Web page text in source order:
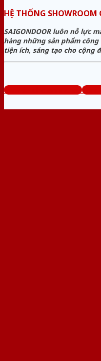
HỆ THỐNG
SAIGONDOOR luôn nỗ lực
hàng những sản phẩm
tiện ích, sáng tạo cho cộng
www.sieuthicuanhua.net Tổng